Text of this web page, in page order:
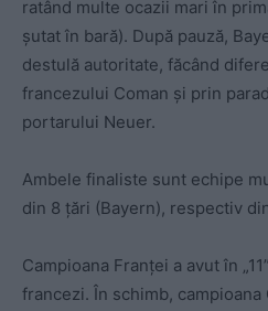
ratând multe ocazii mari în
șutat în bară). După pauză,
destulă autoritate, făcând
francezului Coman și prin
portarului Neuer.
Ambele finaliste sunt echipe
din 8 țări (Bayern), respectiv
Campioana Franței a avut în
francezi. În schimb, campioana